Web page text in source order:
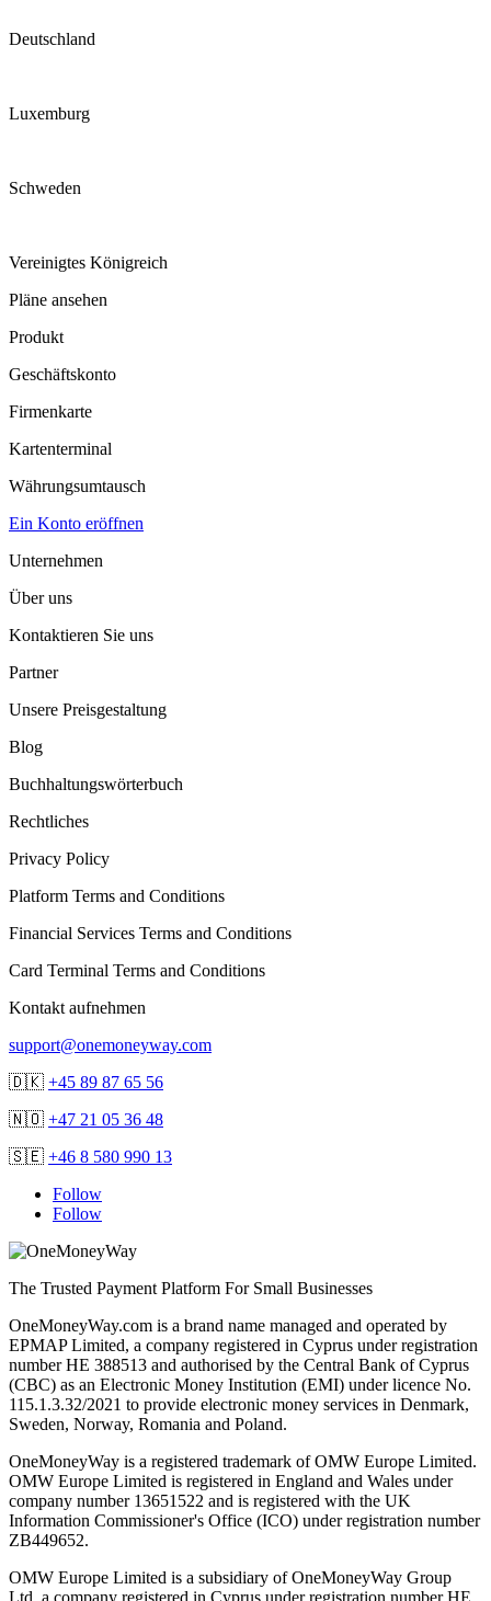
Deutschland
Luxemburg
Schweden
Vereinigtes Königreich
Pläne ansehen
Produkt
Geschäftskonto
Firmenkarte
Kartenterminal
Währungsumtausch
Ein Konto eröffnen
Unternehmen
Über uns
Kontaktieren Sie uns
Partner
Unsere Preisgestaltung
Blog
Buchhaltungswörterbuch
Rechtliches
Privacy Policy
Platform Terms and Conditions
Financial Services Terms and Conditions
Card Terminal Terms and Conditions
Kontakt aufnehmen
support@onemoneyway.com
🇩🇰 +45 89 87 65 56
🇳🇴 +47 21 05 36 48
🇸🇪 +46 8 580 990 13
Follow
Follow
The Trusted Payment Platform For Small Businesses
OneMoneyWay.com is a brand name managed and operated by
EPMAP Limited, a company registered in Cyprus under registration
number ΗΕ 388513 and authorised by the Central Bank of Cyprus
(CBC) as an Electronic Money Institution (EMI) under licence No.
115.1.3.32/2021 to provide electronic money services in Denmark,
Sweden, Norway, Romania and Poland.
OneMoneyWay is a registered trademark of OMW Europe Limited.
OMW Europe Limited is registered in England and Wales under
company number 13651522 and is registered with the UK
Information Commissioner's Office (ICO) under registration number
ZB449652.
OMW Europe Limited is a subsidiary of OneMoneyWay Group
Ltd, a company registered in Cyprus under registration number ΗΕ